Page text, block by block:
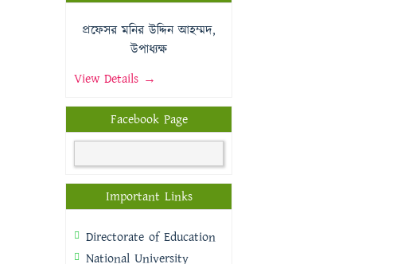
প্রফেসর মনির উদ্দিন আহম্মদ,
উপাধ্যক্ষ
View Details →
Facebook Page
Important Links
Directorate of Education
National University